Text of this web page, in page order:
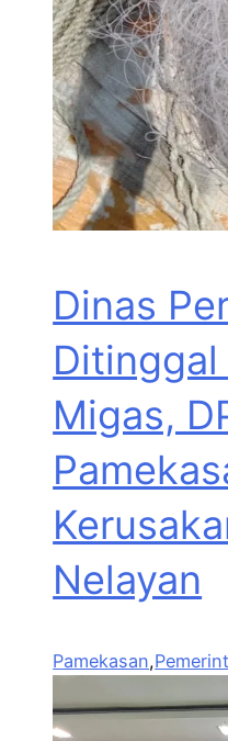
Dinas
Migas,
Nelayan
Pamekasan,